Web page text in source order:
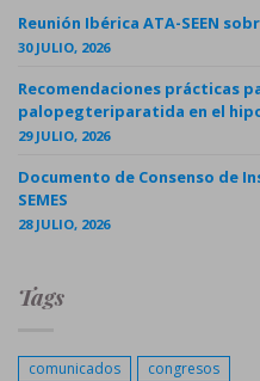
Reunión Ibérica ATA-SEEN
30 JULIO, 2026
Recomendaciones prácticas
palopegteriparatida en el
29 JULIO, 2026
Documento de Consenso de
SEMES
28 JULIO, 2026
Tags
comunicados congresos